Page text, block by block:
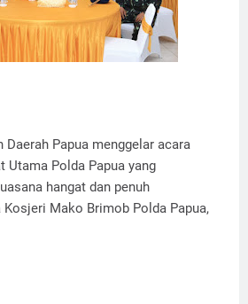
Daerah Papua menggelar acara
Utama Polda Papua yang
hangat dan penuh
Kosjeri Mako Brimob Polda Papua,